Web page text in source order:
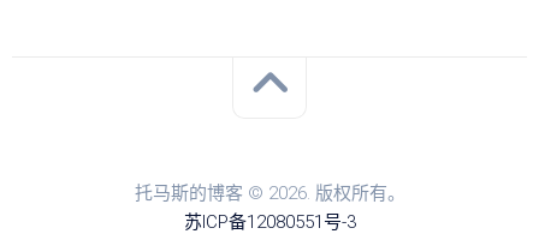
托马斯的博客 © 2026. 版权所有。
苏ICP备12080551号-3